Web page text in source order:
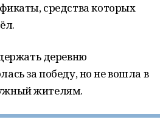
средства которых
деревню
за победу, но не вошла в
жителям.